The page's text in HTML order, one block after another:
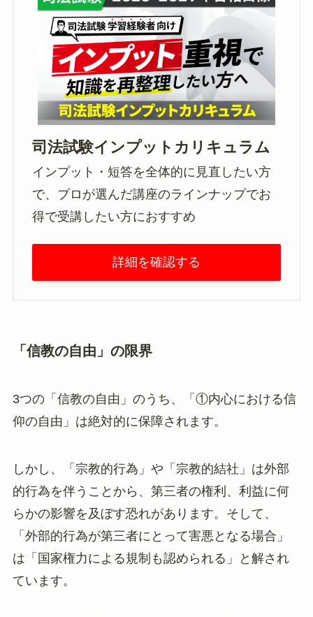
司法試験インプットカリキュラム
インプット・短答を全体的に見直したい方
で、プロが選んだ講座のラインナップでお
得で受講したい方におすすめ
詳細を確認する
「信教の自由」の限界
3つの「信教の自由」のうち、「①内心における信
仰の自由」は絶対的に保障されます。
しかし、「宗教的行為」や「宗教的結社」は外部
的行為を伴うことから、第三者の権利、利益に何
らかの影響を及ぼす恐れがあります。そして、
「外部的行為が第三者にとって害悪となる場合」
は「国家権力による規制も認められる」と解され
ています。